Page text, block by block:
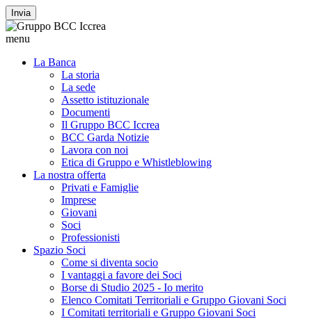
Invia
menu
La Banca
La storia
La sede
Assetto istituzionale
Documenti
Il Gruppo BCC Iccrea
BCC Garda Notizie
Lavora con noi
Etica di Gruppo e Whistleblowing
La nostra offerta
Privati e Famiglie
Imprese
Giovani
Soci
Professionisti
Spazio Soci
Come si diventa socio
I vantaggi a favore dei Soci
Borse di Studio 2025 - Io merito
Elenco Comitati Territoriali e Gruppo Giovani Soci
I Comitati territoriali e Gruppo Giovani Soci